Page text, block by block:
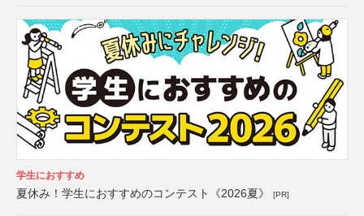
学生におすすめ
夏休み！学生におすすめのコンテスト《2026夏》 [PR]